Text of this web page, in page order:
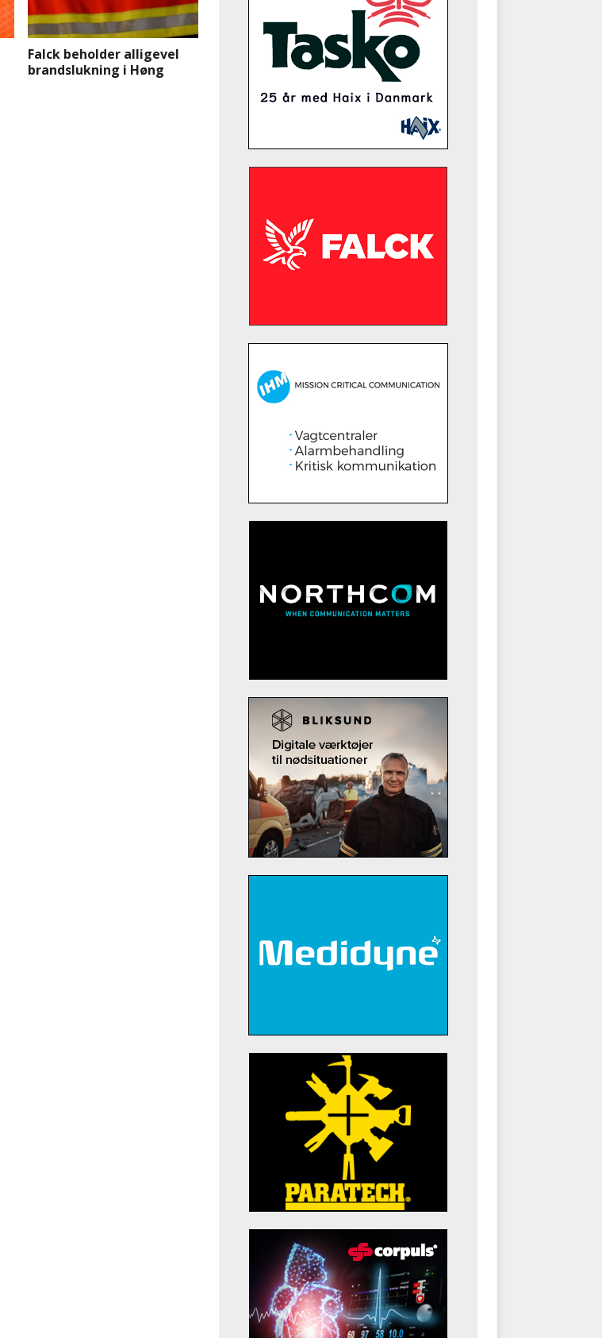
Falck beholder alligevel
brandslukning i Høng